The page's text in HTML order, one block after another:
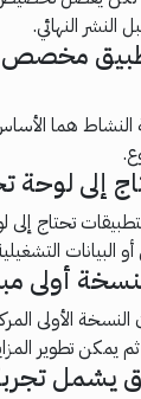
النهائي.
النشاط هما
إلى لوحة
تحتاج
البيانات
أولى
النسخة الأولى
يمكن تطوير
يشمل